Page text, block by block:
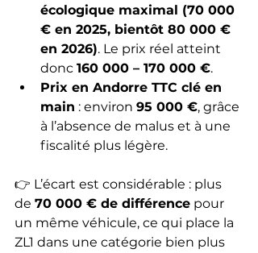
écologique maximal (70 000
€ en 2025, bientôt 80 000 €
en 2026). Le prix réel atteint
donc 160 000 – 170 000 €.
Prix en Andorre TTC clé en
main : environ 95 000 €, grâce
à l’absence de malus et à une
fiscalité plus légère.
👉 L’écart est considérable : plus
de 70 000 € de différence pour
un même véhicule, ce qui place la
ZL1 dans une catégorie bien plus